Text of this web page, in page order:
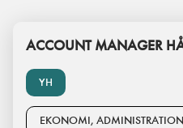
YH
ACCOUNT MANAGER
EKONOMI,